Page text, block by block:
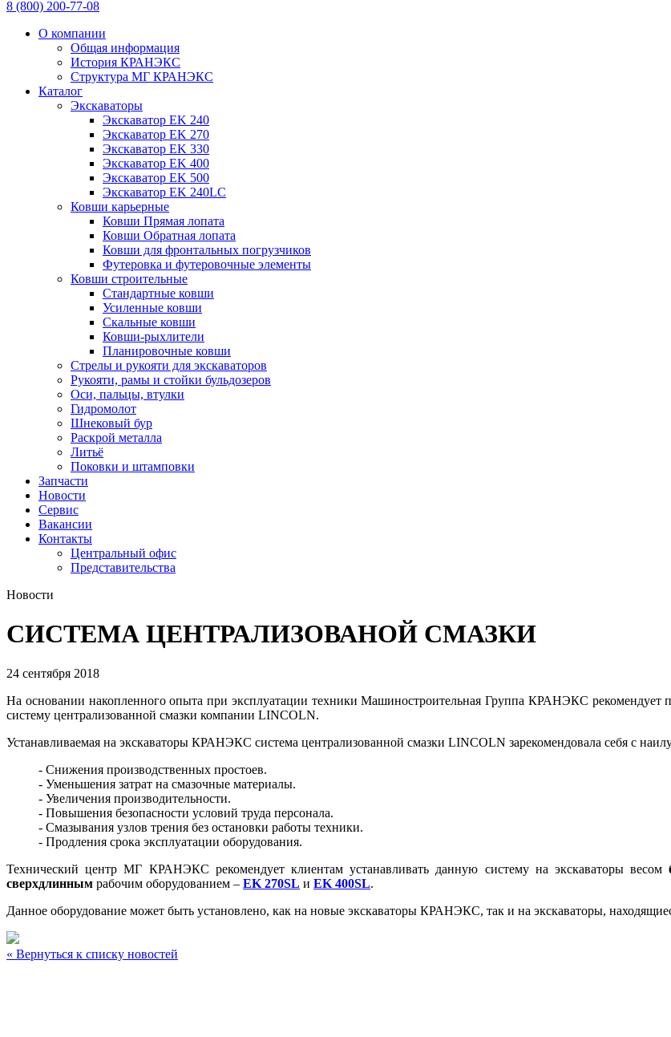
8 (800) 200-77-08
О компании
Общая информация
История КРАНЭКС
Структура МГ КРАНЭКС
Каталог
Экскаваторы
Экскаватор EK 240
Экскаватор EK 270
Экскаватор EK 330
Экскаватор EK 400
Экскаватор EK 500
Экскаватор EK 240LC
Ковши карьерные
Ковши Прямая лопата
Ковши Обратная лопата
Ковши для фронтальных погрузчиков
Футеровка и футеровочные элементы
Ковши строительные
Стандартные ковши
Усиленные ковши
Скальные ковши
Ковши-рыхлители
Планировочные ковши
Стрелы и рукояти для экскаваторов
Рукояти, рамы и стойки бульдозеров
Оси, пальцы, втулки
Гидромолот
Шнековый бур
Раскрой металла
Литьё
Поковки и штамповки
Запчасти
Новости
Сервис
Вакансии
Контакты
Центральный офис
Представительства
Новости
СИСТЕМА ЦЕНТРАЛИЗОВАНОЙ СМАЗКИ
24 сентября 2018
На основании накопленного опыта при эксплуатации техники Машиностроительная Группа КРАНЭКС рекомендует
систему централизованной смазки компании LINCOLN.
Устанавливаемая на экскаваторы КРАНЭКС система централизованной смазки LINCOLN зарекомендовала себя с
- Снижения производственных простоев.
- Уменьшения затрат на смазочные материалы.
- Увеличения производительности.
- Повышения безопасности условий труда персонала.
- Смазывания узлов трения без остановки работы техники.
- Продления срока эксплуатации оборудования.
Технический центр МГ КРАНЭКС рекомендует клиентам устанавливать данную систему на экскаваторы весом
сверхдлинным рабочим оборудованием – EK 270SL и EK 400SL.
Данное оборудование может быть установлено, как на новые экскаваторы КРАНЭКС, так и на экскаваторы,
« Вернуться к списку новостей